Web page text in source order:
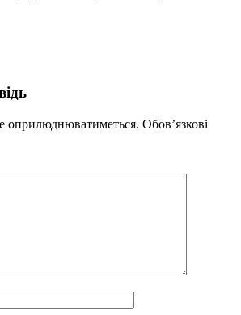
оприлюднюватиметься. Обов’язкові